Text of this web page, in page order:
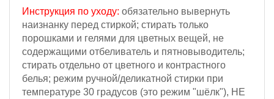
Инструкция по уходу: обязательно вывернуть
наизнанку перед стиркой; стирать только
порошками и гелями для цветных вещей, не
содержащими отбеливатель и пятновыводитель;
стирать отдельно от цветного и контрастного
белья; режим ручной/деликатной стирки при
температуре 30 градусов (это режим "шёлк"), НЕ